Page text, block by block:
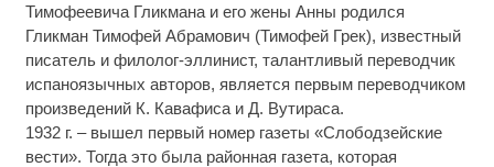
Тимофеевича Гликмана и его жены Анны родился
Гликман Тимофей Абрамович (Тимофей Грек), известный
писатель и филолог-эллинист, талантливый переводчик
испаноязычных авторов, является первым переводчиком
произведений К. Кавафиса и Д. Вутираса.
1932 г. – вышел первый номер газеты «Слободзейские
вести». Тогда это была районная газета, которая